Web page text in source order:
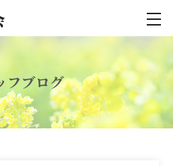
フブログ